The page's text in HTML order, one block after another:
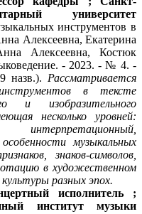
университет
инструментов в
Алексеевна, Екатерина
Алексеевна, Костюк
- 2023. - № 4. -
назв.). Рассматривается
в тексте
и изобразительного
несколько уровней:
музыкальных
знаков-символов,
в художественном
разных эпох.
исполнитель ;
институт музыки